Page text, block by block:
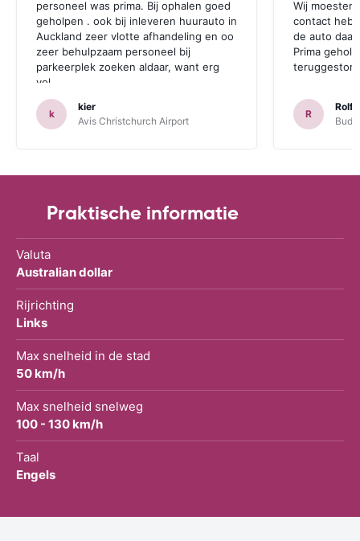
personeel was prima. Bij ophalen goed
geholpen . ook bij inleveren huurauto in
Auckland zeer vlotte afhandeling en oo
zeer behulpzaam personeel bij
parkeerplek zoeken aldaar, want erg
vol.
k
kier
Avis Christchurch Airport
Wij moesten
contact
de auto
Prima
R
Rolf
Praktische informatie
Valuta
Australian dollar
Rijrichting
Links
Max snelheid in de stad
50 km/h
Max snelheid snelweg
100 - 130 km/h
Taal
Engels